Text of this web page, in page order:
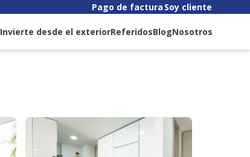
Pago de factura Soy cliente
Invierte desde el exteriorReferidosBlogNosotros